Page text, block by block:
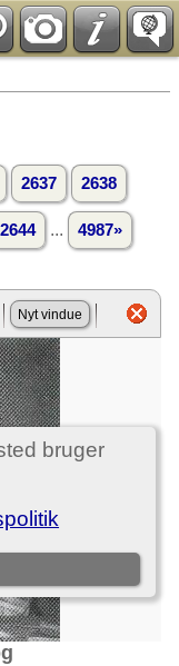
2637 2638
2644 ...
4987»